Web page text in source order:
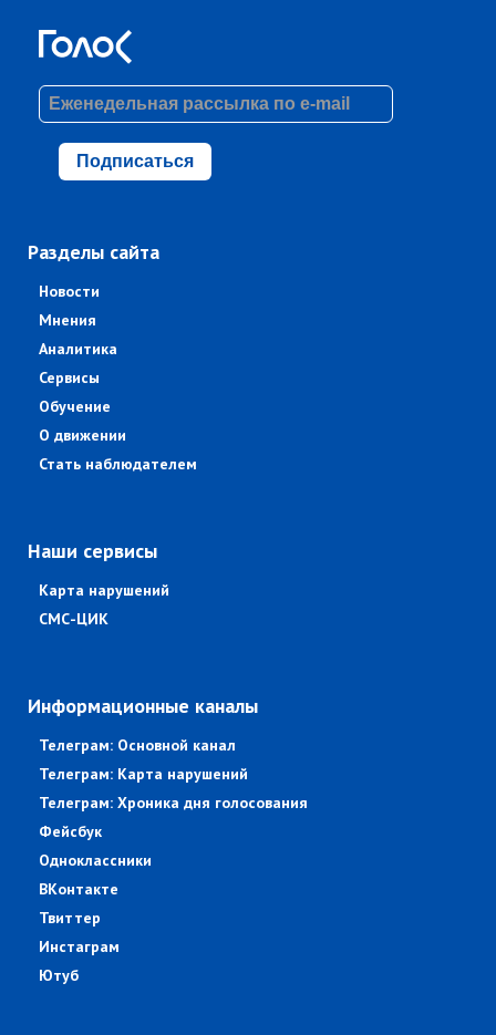
Подписаться
Разделы сайта
Новости
Мнения
Аналитика
Сервисы
Обучение
О движении
Стать наблюдателем
Наши сервисы
Карта нарушений
СМС-ЦИК
Информационные каналы
Телеграм: Основной канал
Телеграм: Карта нарушений
Телеграм: Хроника дня голосования
Фейсбук
Одноклассники
ВКонтакте
Твиттер
Инстаграм
Ютуб